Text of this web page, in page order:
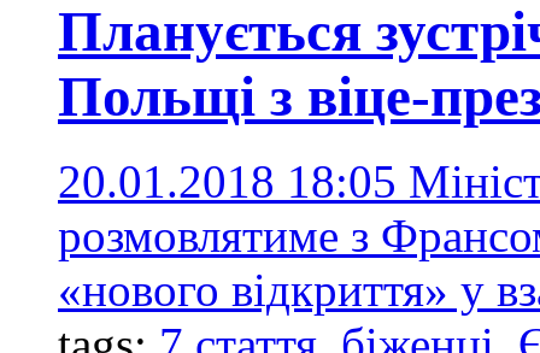
Планується
Польщі з віце-
20.01.2018 18:05
розмовлятиме з
«нового відкриття» у